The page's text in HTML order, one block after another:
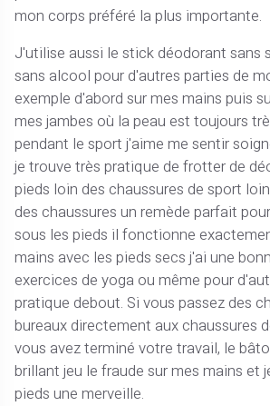
mon corps préféré la plus importante.
J'utilise aussi le stick déodorant sans
sans alcool pour d'autres parties de
exemple d'abord sur mes mains puis
mes jambes où la peau est toujours
pendant le sport j'aime me sentir
je trouve très pratique de frotter de
pieds loin des chaussures de sport
des chaussures un remède parfait
sous les pieds il fonctionne
mains avec les pieds secs j'ai une
exercices de yoga ou même pour
pratique debout. Si vous passez des
bureaux directement aux chaussures
vous avez terminé votre travail, le
brillant jeu le fraude sur mes mains et
pieds une merveille.